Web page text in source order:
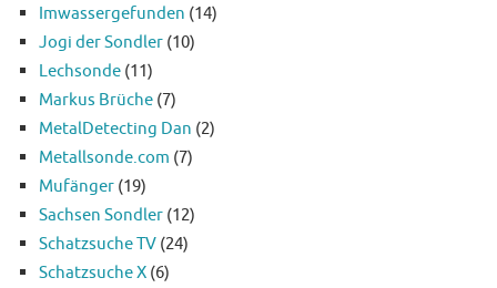
Imwassergefunden (14)
Jogi der Sondler (10)
Lechsonde (11)
Markus Brüche (7)
MetalDetecting Dan (2)
Metallsonde.com (7)
Mufänger (19)
Sachsen Sondler (12)
Schatzsuche TV (24)
Schatzsuche X (6)